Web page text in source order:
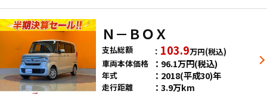
Ｎ－ＢＯＸ
支払総額 103.9万円(税込)
車両本体価格
96.1万円(税込)
年式 2018(平成30)年
走行距離 3.9万km